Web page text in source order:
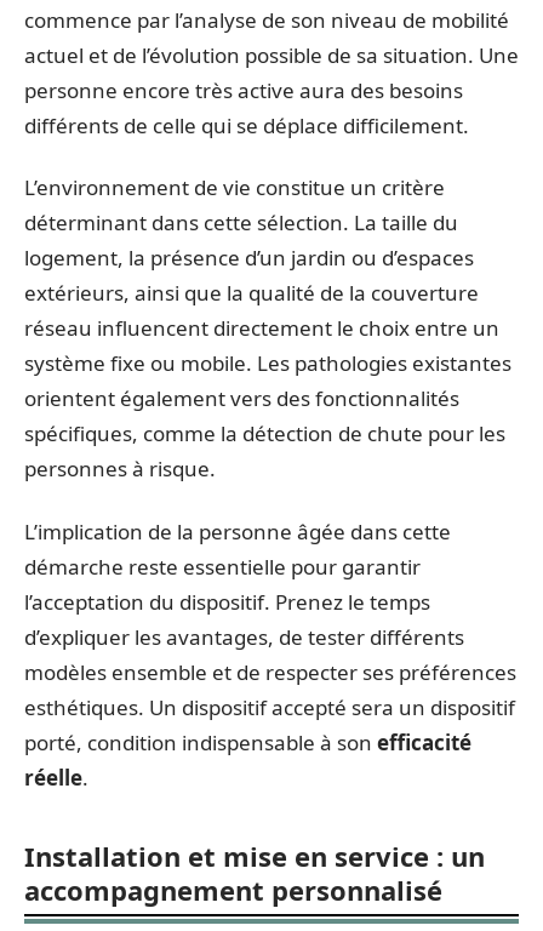
commence par l’analyse de son niveau de mobilité
actuel et de l’évolution possible de sa situation. Une
personne encore très active aura des besoins
différents de celle qui se déplace difficilement.
L’environnement de vie constitue un critère
déterminant dans cette sélection. La taille du
logement, la présence d’un jardin ou d’espaces
extérieurs, ainsi que la qualité de la couverture
réseau influencent directement le choix entre un
système fixe ou mobile. Les pathologies existantes
orientent également vers des fonctionnalités
spécifiques, comme la détection de chute pour les
personnes à risque.
L’implication de la personne âgée dans cette
démarche reste essentielle pour garantir
l’acceptation du dispositif. Prenez le temps
d’expliquer les avantages, de tester différents
modèles ensemble et de respecter ses préférences
esthétiques. Un dispositif accepté sera un dispositif
porté, condition indispensable à son efficacité
réelle.
Installation et mise en service : un
accompagnement personnalisé